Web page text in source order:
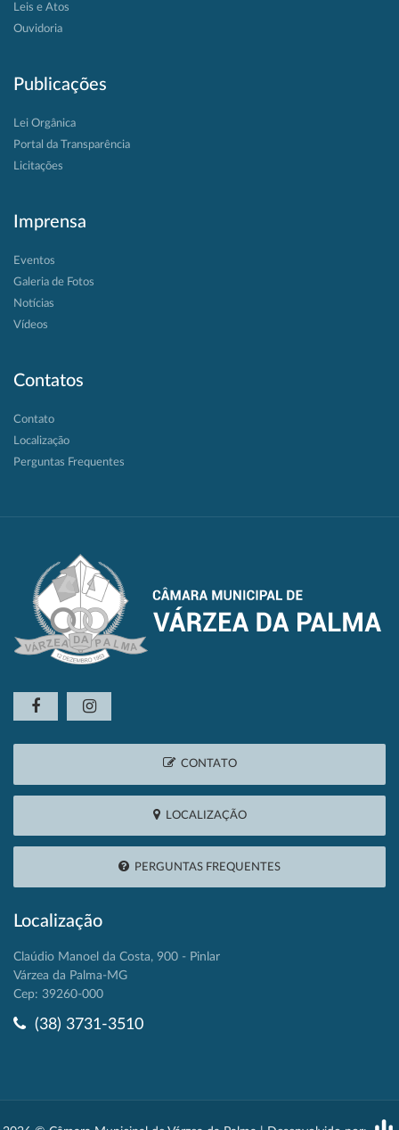
Leis e Atos
Ouvidoria
Publicações
Lei Orgânica
Portal da Transparência
Licitações
Imprensa
Eventos
Galeria de Fotos
Notícias
Vídeos
Contatos
Contato
Localização
Perguntas Frequentes
CONTATO
LOCALIZAÇÃO
PERGUNTAS FREQUENTES
Localização
Claúdio Manoel da Costa, 900 - Pinlar
Várzea da Palma-MG
Cep: 39260-000
(38) 3731-3510